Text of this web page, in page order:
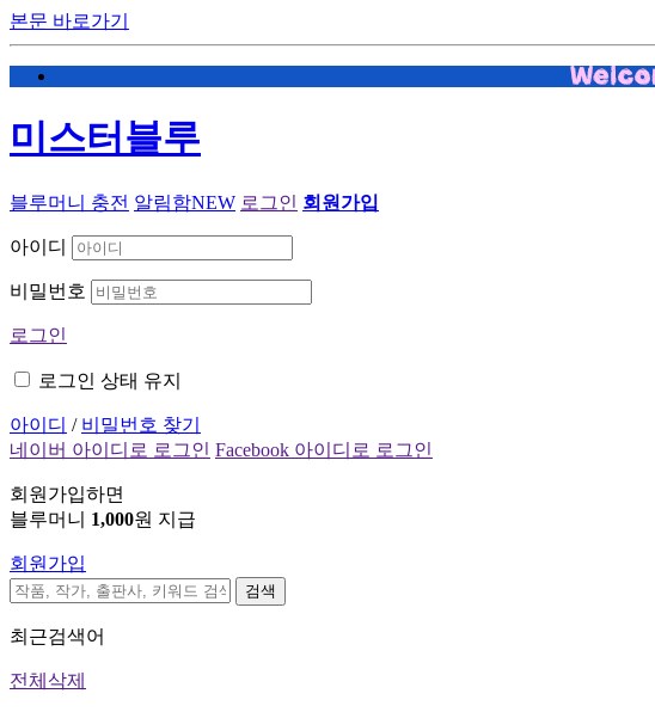
본문 바로가기
미스터블루
블루머니 충전 알림함NEW 로그인 회원가입
아이디
비밀번호
로그인
로그인 상태 유지
아이디 / 비밀번호 찾기
네이버 아이디로 로그인 Facebook 아이디로 로그인
회원가입하면
블루머니 1,000원 지급
회원가입
검색
최근검색어
전체삭제